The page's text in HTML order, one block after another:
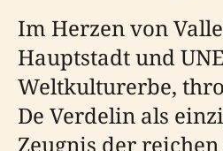
Im Herzen von
Hauptstadt und
Weltkulturerbe,
De Verdelin als
Zeugnis der